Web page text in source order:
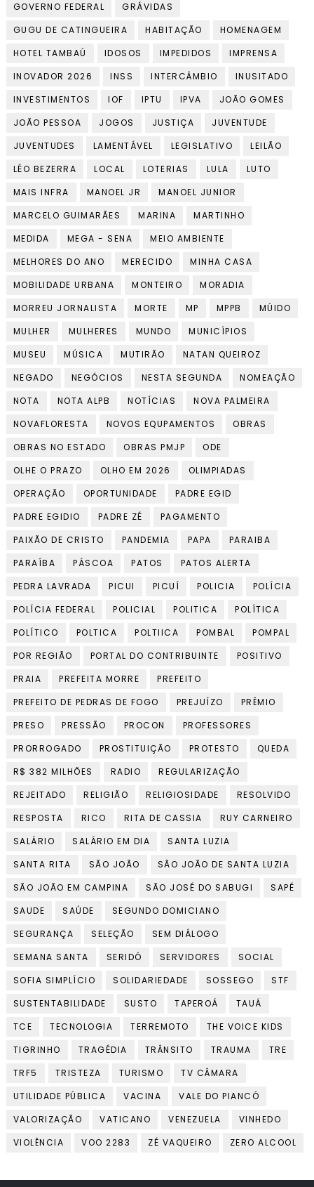
GOVERNO FEDERAL
GRÁVIDAS
GUGU DE CATINGUEIRA
HABITAÇÃO
HOMENAGEM
HOTEL TAMBAÚ
IDOSOS IMPEDIDOS
IMPRENSA
INOVADOR 2026
INSS INTERCÂMBIO
INUSITADO
INVESTIMENTOS
IOF IPTU IPVA
JOÃO GOMES
JOÃO PESSOA
JOGOS JUSTIÇA
JUVENTUDE
JUVENTUDES
LAMENTÁVEL LEGISLATIVO
LEILÃO
LÉO BEZERRA
LOCAL LOTERIAS LULA
LUTO
MAIS INFRA
MANOEL JR
MANOEL JUNIOR
MARCELO GUIMARÃES
MARINA
MARTINHO
MEDIDA
MEGA - SENA
MEIO AMBIENTE
MELHORES DO ANO
MERECIDO
MINHA CASA
MOBILIDADE URBANA
MONTEIRO
MORADIA
MORREU JORNALISTA
MORTE MP MPPB
MÚIDO
MULHER
MULHERES MUNDO
MUNICÍPIOS
MUSEU
MÚSICA MUTIRÃO
NATAN QUEIROZ
NEGADO
NEGÓCIOS NESTA SEGUNDA
NOMEAÇÃO
NOTA
NOTA ALPB NOTÍCIAS
NOVA PALMEIRA
NOVAFLORESTA
NOVOS EQUPAMENTOS
OBRAS
OBRAS NO ESTADO
OBRAS PMJP
ODE
OLHE O PRAZO
OLHO EM 2026
OLIMPIADAS
OPERAÇÃO
OPORTUNIDADE
PADRE EGID
PADRE EGIDIO
PADRE ZÉ
PAGAMENTO
PAIXÃO DE CRISTO
PANDEMIA PAPA
PARAIBA
PARAÍBA
PÁSCOA PATOS
PATOS ALERTA
PEDRA LAVRADA
PICUI PICUÍ POLICIA
POLÍCIA
POLÍCIA FEDERAL
POLICIAL POLITICA
POLÍTICA
POLÍTICO
POLTICA POLTIICA POMBAL
POMPAL
POR REGIÃO
PORTAL DO CONTRIBUINTE
POSITIVO
PRAIA
PREFEITA MORRE
PREFEITO
PREFEITO DE PEDRAS DE FOGO
PREJUÍZO
PRÊMIO
PRESO
PRESSÃO PROCON
PROFESSORES
PRORROGADO
PROSTITUIÇÃO PROTESTO
QUEDA
R$ 382 MILHÕES
RADIO
REGULARIZAÇÃO
REJEITADO
RELIGIÃO RELIGIOSIDADE
RESOLVIDO
RESPOSTA
RICO RITA DE CASSIA
RUY CARNEIRO
SALÁRIO
SALÁRIO EM DIA
SANTA LUZIA
SANTA RITA
SÃO JOÃO
SÃO JOÃO DE SANTA LUZIA
SÃO JOÃO EM CAMPINA
SÃO JOSÉ DO SABUGI
SAPÉ
SAUDE
SAÚDE
SEGUNDO DOMICIANO
SEGURANÇA
SELEÇÃO
SEM DIÁLOGO
SEMANA SANTA
SERIDÓ SERVIDORES
SOCIAL
SOFIA SIMPLÍCIO
SOLIDARIEDADE SOSSEGO
STF
SUSTENTABILIDADE
SUSTO TAPEROÁ
TAUÁ
TCE
TECNOLOGIA TERREMOTO
THE VOICE KIDS
TIGRINHO
TRAGÉDIA TRÂNSITO TRAUMA
TRE
TRF5
TRISTEZA TURISMO
TV CÂMARA
UTILIDADE PÚBLICA
VACINA
VALE DO PIANCÓ
VALORIZAÇÃO
VATICANO VENEZUELA
VINHEDO
VIOLÊNCIA
VOO 2283 ZÉ VAQUEIRO ZERO ALCOOL